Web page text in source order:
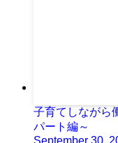
子育てしながら
パート編～
September 30,